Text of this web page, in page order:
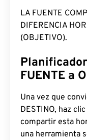
LA FUENTE
DIFERENCIA
(OBJETIVO).
FUENTE a
Una vez que
DESTINO, haz
compartir esta
una herramienta